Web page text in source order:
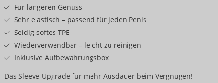
Für längeren Genuss
Sehr elastisch – passend für jeden Penis
Seidig-softes TPE
Wiederverwendbar – leicht zu reinigen
Inklusive Aufbewahrungsbox
Das Sleeve-Upgrade für mehr Ausdauer beim Vergnügen!